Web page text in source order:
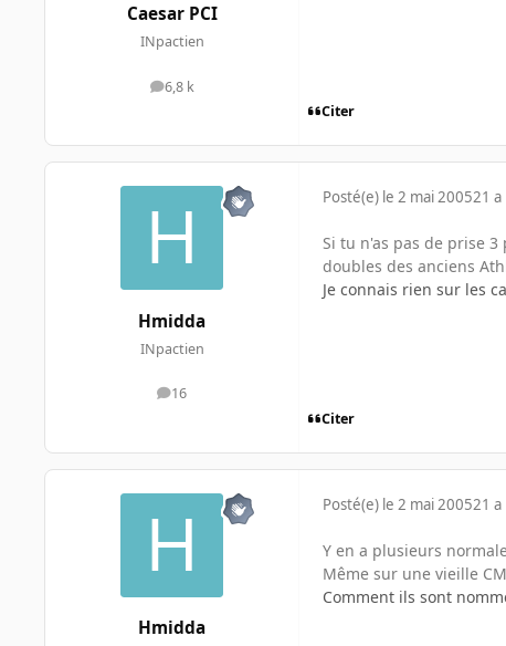
Caesar PCI
INpactien
6,8 k
messages
Citer
Hmidda
INpactien
16
messages
Posté(e) le 2 mai 200521 a
Si tu n'as pas de prise
doubles des anciens
Je connais rien sur les
Citer
Hmidda
Posté(e) le 2 mai 200521 a
Y en a plusieurs
Même sur une vieille
Comment ils sont